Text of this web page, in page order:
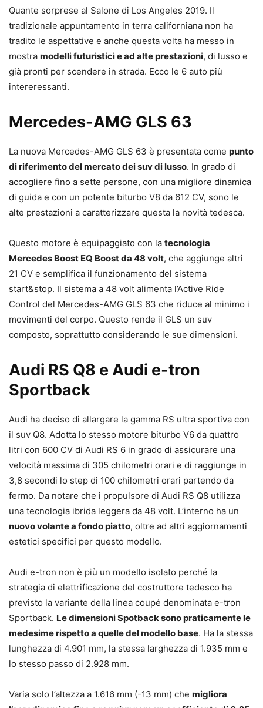
Quante sorprese al Salone di Los Angeles 2019. Il
tradizionale appuntamento in terra californiana non ha
tradito le aspettative e anche questa volta ha messo in
mostra modelli futuristici e ad alte prestazioni, di lusso e
già pronti per scendere in strada. Ecco le 6 auto più
intereressanti.
Mercedes-AMG GLS 63
La nuova Mercedes-AMG GLS 63 è presentata come punto
di riferimento del mercato dei suv di lusso. In grado di
accogliere fino a sette persone, con una migliore dinamica
di guida e con un potente biturbo V8 da 612 CV, sono le
alte prestazioni a caratterizzare questa la novità tedesca.
Questo motore è equipaggiato con la tecnologia
Mercedes Boost EQ Boost da 48 volt, che aggiunge altri
21 CV e semplifica il funzionamento del sistema
start&stop. Il sistema a 48 volt alimenta l’Active Ride
Control del Mercedes-AMG GLS 63 che riduce al minimo i
movimenti del corpo. Questo rende il GLS un suv
composto, soprattutto considerando le sue dimensioni.
Audi RS Q8 e Audi e-tron
Sportback
Audi ha deciso di allargare la gamma RS ultra sportiva con
il suv Q8. Adotta lo stesso motore biturbo V6 da quattro
litri con 600 CV di Audi RS 6 in grado di assicurare una
velocità massima di 305 chilometri orari e di raggiunge in
3,8 secondi lo step di 100 chilometri orari partendo da
fermo. Da notare che i propulsore di Audi RS Q8 utilizza
una tecnologia ibrida leggera da 48 volt. L’interno ha un
nuovo volante a fondo piatto, oltre ad altri aggiornamenti
estetici specifici per questo modello.
Audi e-tron non è più un modello isolato perché la
strategia di elettrificazione del costruttore tedesco ha
previsto la variante della linea coupé denominata e-tron
Sportback. Le dimensioni Spotback sono praticamente le
medesime rispetto a quelle del modello base. Ha la stessa
lunghezza di 4.901 mm, la stessa larghezza di 1.935 mm e
lo stesso passo di 2.928 mm.
Varia solo l’altezza a 1.616 mm (-13 mm) che migliora